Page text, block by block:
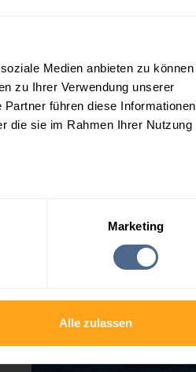
Medien anbieten zu können
zu Ihrer Verwendung unserer
führen diese Informationen
die sie im Rahmen Ihrer Nutzung
Marketing
Alle zulassen